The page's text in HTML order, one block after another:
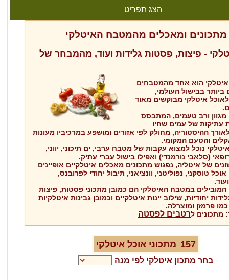
הצג תפריט
מתכונים ומאכלים מהמטבח האיטלקי
- פיצות, פסטות גלידות ועוד, מהמבחר של
הוא אחד מהמטבחים
ביותר בבישול העולמי,
לאוכל איטלקי מבוקשים מאוד
מגוון ורב טעמים, המתבסס
עתיקות של עמים שחיו
ההיסטוריה, מחולק לפי אזורים ומושפע במרכיביו מעונות
והטעם המקומי.
נוכל למצוא עקבות של מטבח ערבי, ים תיכוני, יווני,
(סלאבי נורמנדי) ואפילו בישול עברי עתיק.
של איטליה, נפגוש מתכונים מאכלים איטלקיים אופיינים
טוסקני, נפוליטני, וונציאני, תיבול יחודי לפרובנס,
המובילים במטבח האיטלקי הם כמובן מתכוני פסטות, פיצות
יחודיות, שילוב יינות איטלקיים וכמובן גבינות איטלקיות
פרמזן ומוצרלה.
מתכונים לרטבים לפסטה
157 מתכוני אוכל איטלקי
בחר מתכון איטלקי לפי מנה